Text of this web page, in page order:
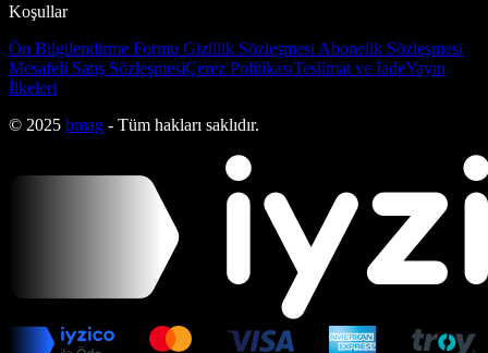
Koşullar
Ön Bilgilendirme Formu Gizlilik Sözleşmesi Abonelik Sözleşmesi
Mesafeli Satış SözleşmesiÇerez PolitikasıTeslimat ve İadeYayın
İlkeleri
© 2025 bmag - Tüm hakları saklıdır.